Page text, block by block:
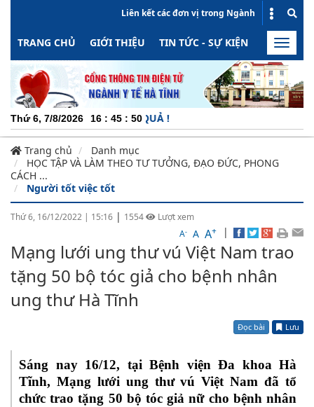
Liên kết các đơn vị trong Ngành
TRANG CHỦ GIỚI THIỆU TIN TỨC - SỰ KIỆN HOẠT
Toggle
Thứ 6, 7/8/2026 16 : 45 : 51
Trang chủ
Danh mục
HỌC TẬP VÀ LÀM THEO TƯ TƯỞNG, ĐẠO ĐỨC, PHONG
CÁCH ...
Người tốt việc tốt
Thứ 6, 16/12/2022 | 15:16 | 1554
Lượt xem
A- A A+ |
Mạng lưới ung thư vú Việt Nam trao
tặng 50 bộ tóc giả cho bệnh nhân
ung thư Hà Tĩnh
Đọc bài Lưu
Sáng nay 16/12, tại Bệnh viện Đa khoa Hà
Tĩnh, Mạng lưới ung thư vú Việt Nam đã tổ
chức trao tặng 50 bộ tóc giả nữ cho bệnh nhân